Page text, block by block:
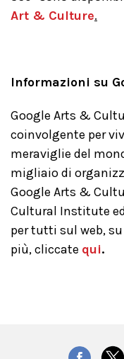
Art & Culture.
Informazioni su
Google Arts &
coinvolgente per
meraviglie del
migliaio di
Google Arts &
Cultural Institute
per tutti sul web, su
più, cliccate qui.